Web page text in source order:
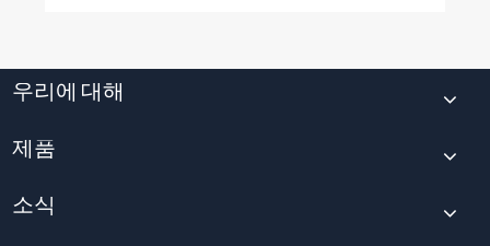
우리에 대해
제품
소식